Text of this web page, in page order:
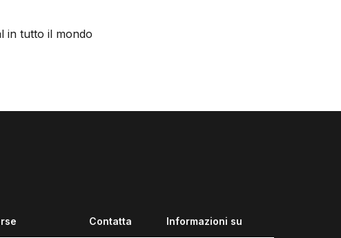
in tutto il mondo
Contatta Informazioni su